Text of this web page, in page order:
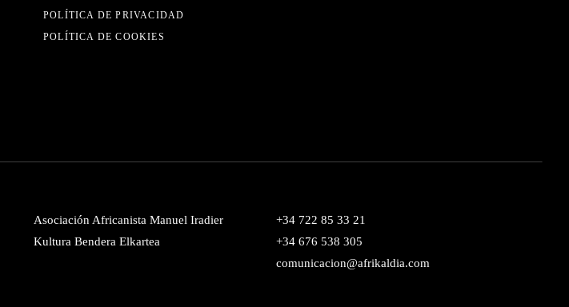
POLÍTICA DE PRIVACIDAD
POLÍTICA DE COOKIES
Asociación Africanista Manuel Iradier
Kultura Bendera Elkartea
+34 722 85 33 21
+34 676 538 305
comunicacion@afrikaldia.com